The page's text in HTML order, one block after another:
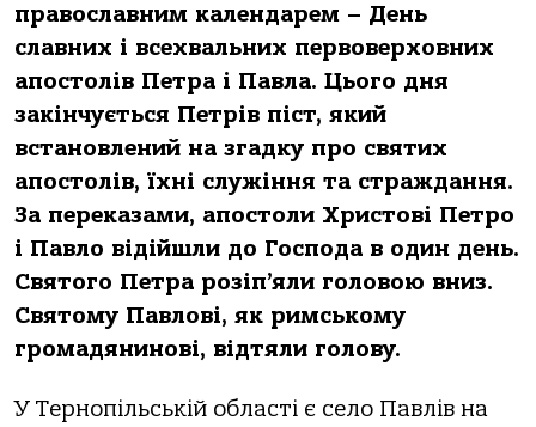
православним календарем – День
славних і всехвальних первоверховних
апостолів Петра і Павла. Цього дня
закінчується Петрів піст, який
встановлений на згадку про святих
апостолів, їхні служіння та страждання.
За переказами, апостоли Христові Петро
і Павло відійшли до Господа в один день.
Святого Петра розіп’яли головою вниз.
Святому Павлові, як римському
громадянинові, відтяли голову.
У Тернопільській області є село Павлів на